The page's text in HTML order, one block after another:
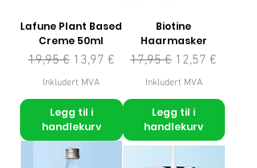
Lafune Plant Based
Creme 50ml
Vanlig pris
19,95 € Salgspris
13,97 €
Inkludert MVA
Legg til i
handlekurv
Biotine
Haarmasker
Vanlig pris
17,95 € Salgspris
12,57 €
Inkludert MVA
Legg til i
handlekurv